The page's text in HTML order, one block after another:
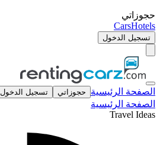
حجوزاتي
CarsHotels
تسجيل الدخول
الصفحة الرئيسية حجوزاتي تسجيل الدخول
الصفحة الرئيسية
Travel Ideas